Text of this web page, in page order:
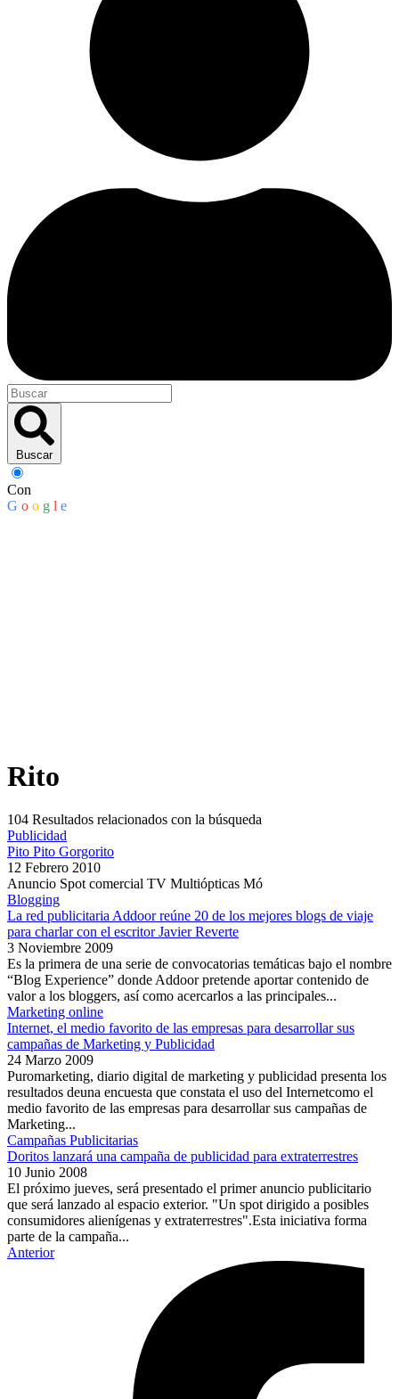
Buscar
Con
G o o g l e
Rito
104 Resultados relacionados con la búsqueda
Publicidad
Pito Pito Gorgorito
12 Febrero 2010
Anuncio Spot comercial TV Multiópticas Mó
Blogging
La red publicitaria Addoor reúne 20 de los mejores blogs de viaje
para charlar con el escritor Javier Reverte
3 Noviembre 2009
Es la primera de una serie de convocatorias temáticas bajo el nombre
“Blog Experience” donde Addoor pretende aportar contenido de
valor a los bloggers, así como acercarlos a las principales...
Marketing online
Internet, el medio favorito de las empresas para desarrollar sus
campañas de Marketing y Publicidad
24 Marzo 2009
Puromarketing, diario digital de marketing y publicidad presenta los
resultados deuna encuesta que constata el uso del Internetcomo el
medio favorito de las empresas para desarrollar sus campañas de
Marketing...
Campañas Publicitarias
Doritos lanzará una campaña de publicidad para extraterrestres
10 Junio 2008
El próximo jueves, será presentado el primer anuncio publicitario
que será lanzado al espacio exterior. "Un spot dirigido a posibles
consumidores alienígenas y extraterrestres".Esta iniciativa forma
parte de la campaña...
Anterior